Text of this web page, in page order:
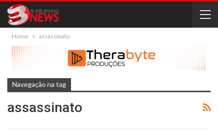
Home assassinato
Navegação na tag
assassinato